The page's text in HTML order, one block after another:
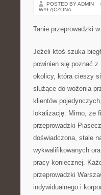
POSTED BY ADMIN
WYŁĄCZONA
Tanie przeprowadzki
Jeżeli ktoś szuka
powinien się poznać
okolicy, która cieszy
służące do wożenia
klientów
lokalizację. Mimo, że
przeprowadzki
doświadczona, stale
wykwalifikowanych
pracy koniecznej.
przeprowadzki
indywidualnego i